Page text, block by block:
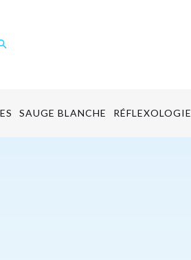
SAUGE BLANCHE RÉFLEXOLOGIE